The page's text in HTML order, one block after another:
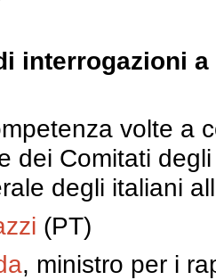
interrogazioni
volte a
dei Comitati
degli italiani
(PT)
, ministro per i